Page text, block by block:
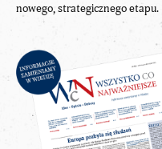
nowego, strategicznego etapu.